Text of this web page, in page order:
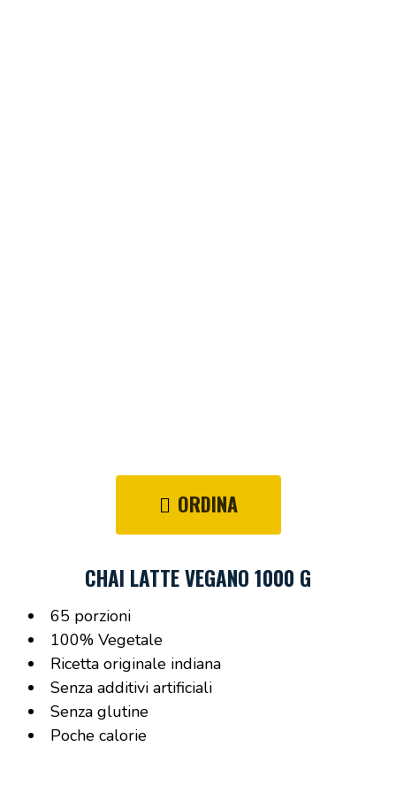
ORDINA
CHAI LATTE VEGANO 1000 G
65 porzioni
100% Vegetale
Ricetta originale indiana
Senza additivi artificiali
Senza glutine
Poche calorie